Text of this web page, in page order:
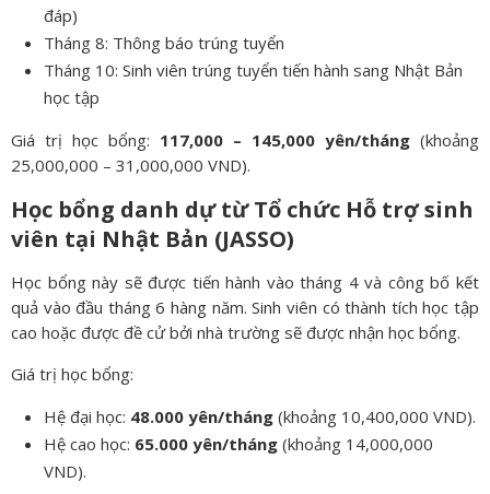
đáp)
Tháng 8: Thông báo trúng tuyển
Tháng 10: Sinh viên trúng tuyển tiến hành sang Nhật Bản
học tập
Giá trị học bổng: 117,000 – 145,000 yên/tháng (khoảng
25,000,000 – 31,000,000 VND).
Học bổng danh dự từ Tổ chức Hỗ trợ sinh
viên tại Nhật Bản (JASSO)
Học bổng này sẽ được tiến hành vào tháng 4 và công bố kết
quả vào đầu tháng 6 hàng năm. Sinh viên có thành tích học tập
cao hoặc được đề cử bởi nhà trường sẽ được nhận học bổng.
Giá trị học bổng:
Hệ đại học: 48.000 yên/tháng (khoảng 10,400,000 VND).
Hệ cao học: 65.000 yên/tháng (khoảng 14,000,000
VND).